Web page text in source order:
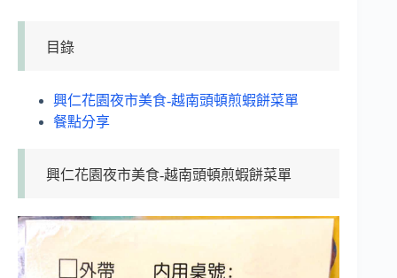
目錄
興仁花園夜市美食-越南頭頓煎蝦餅菜單
餐點分享
興仁花園夜市美食-越南頭頓煎蝦餅菜單